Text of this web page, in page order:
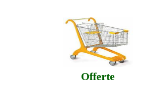
Offerte